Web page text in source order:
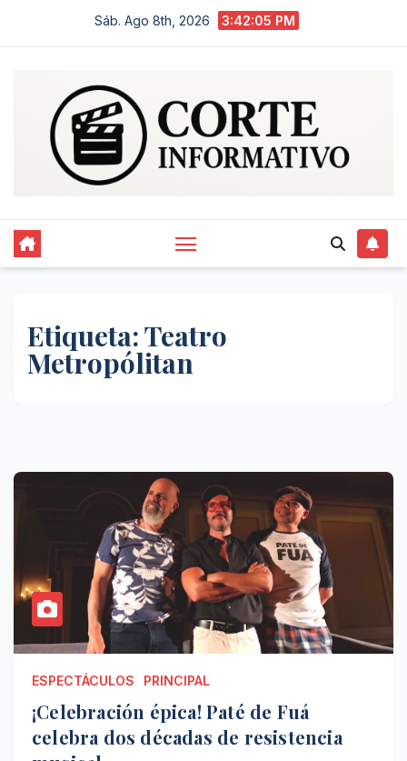
Sáb. Ago 8th, 2026 3:42:06 PM
Etiqueta:Teatro
Metropólitan
ESPECTÁCULOS PRINCIPAL
¡Celebración épica! Paté de Fuá
celebra dos décadas de resistencia